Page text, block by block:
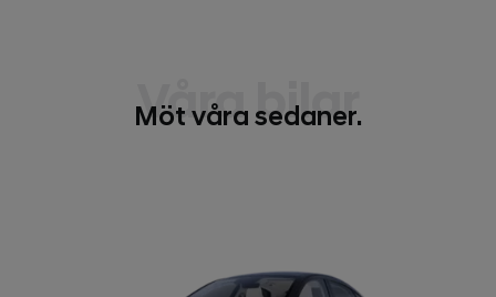
Våra bilar
Möt våra sedaner.